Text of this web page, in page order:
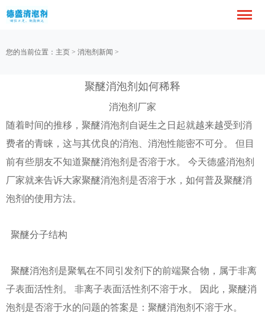
您的当前位置： 主页 > 消泡剂新闻 >
聚醚消泡剂如何稀释
消泡剂厂家
随着时间的推移，聚醚消泡剂自诞生之日起就越来越受到消
费者的青睐，这与其优良的消泡、消泡性能密不可分。 但目
前有些朋友不知道聚醚消泡剂是否溶于水。 今天德盛消泡剂
厂家就来告诉大家聚醚消泡剂是否溶于水，如何普及聚醚消
泡剂的使用方法。
聚醚分子结构
聚醚消泡剂是聚氧在不同引发剂下的前端聚合物，属于非离
子表面活性剂。 非离子表面活性剂不溶于水。 因此，聚醚消
泡剂是否溶于水的问题的答案是：聚醚消泡剂不溶于水。